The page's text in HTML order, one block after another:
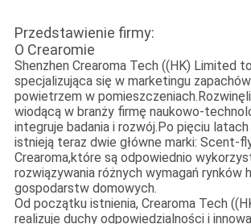
Przedstawienie firmy:
O Crearomie
Shenzhen Crearoma Tech ((HK) Limited
specjalizująca się w marketingu
powietrzem w
wiodącą w branży firmę naukowo-
integruje badania i rozwój.Po pięciu
istnieją teraz dwie główne marki: Scent-
Crearoma,które są odpowiednio
rozwiązywania różnych wymagań rynków
gospodarstw domowych.
Od początku istnienia, Crearoma Tech
realizuje duchy odpowiedzialności i